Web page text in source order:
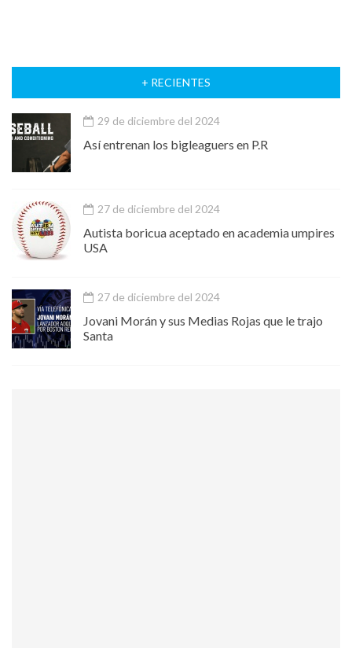
+ RECIENTES
29 de diciembre del 2024
Así entrenan los bigleaguers en P.R
27 de diciembre del 2024
Autista boricua aceptado en academia umpires
USA
27 de diciembre del 2024
Jovani Morán y sus Medias Rojas que le trajo
Santa